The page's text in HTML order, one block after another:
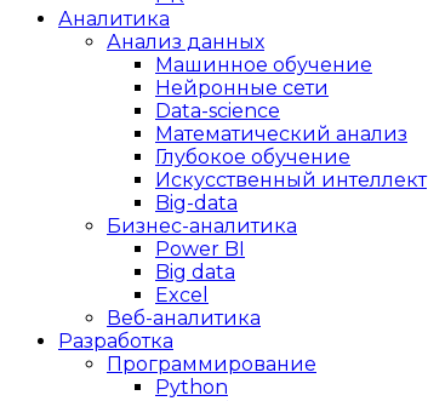
Аналитика
Анализ данных
Машинное обучение
Нейронные сети
Data-science
Математический анализ
Глубокое обучение
Искусственный интеллект
Big-data
Бизнес-аналитика
Power BI
Big data
Excel
Веб-аналитика
Разработка
Программирование
Python